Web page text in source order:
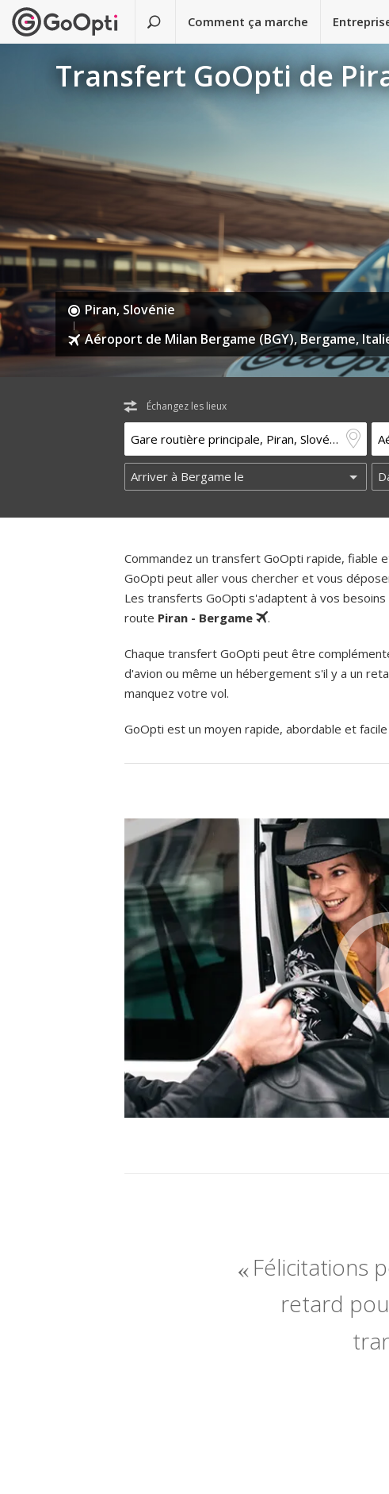
Comment ça marche
Transfert GoOpti de
Piran, Slovénie
Aéroport de Milan Bergame (BGY), Bergame,
Échangez les lieux
Commandez un transfert GoOpti rapide, fiable
GoOpti peut aller vous chercher et vous
Les transferts GoOpti s'adaptent à vos
route Piran - Bergame .
Chaque transfert GoOpti peut être
d'avion ou même un hébergement s'il y a un
manquez votre vol.
GoOpti est un moyen rapide, abordable et
Félicitations
retard